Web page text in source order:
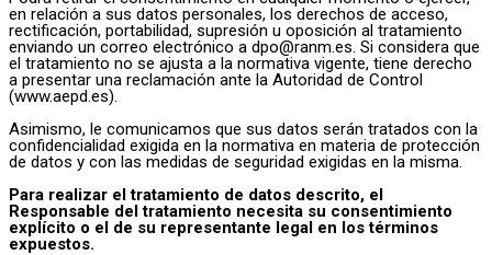
en relación a sus datos personales, los derechos de acceso,
rectificación, portabilidad, supresión u oposición al tratamiento
enviando un correo electrónico a dpo@ranm.es. Si considera que
el tratamiento no se ajusta a la normativa vigente, tiene derecho
a presentar una reclamación ante la Autoridad de Control
(www.aepd.es).
Asimismo, le comunicamos que sus datos serán tratados con la
confidencialidad exigida en la normativa en materia de protección
de datos y con las medidas de seguridad exigidas en la misma.
Para realizar el tratamiento de datos descrito, el
Responsable del tratamiento necesita su consentimiento
explícito o el de su representante legal en los términos
expuestos.